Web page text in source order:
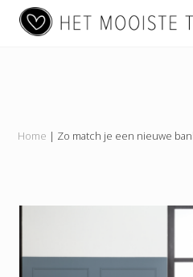
Menu
Skip
Skip
Skip
Main
navigation
Home | Zo match je een nieuwe